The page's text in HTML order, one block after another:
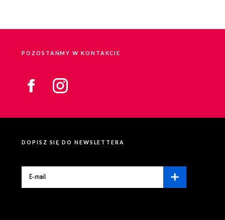
POZOSTAŃMY W KONTAKCIE
DOPISZ SIĘ DO NEWSLETTERA